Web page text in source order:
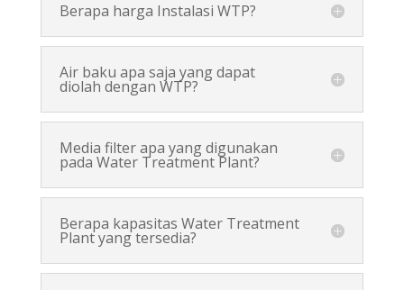
Berapa harga Instalasi WTP?
Air baku apa saja yang dapat
diolah dengan WTP?
Media filter apa yang digunakan
pada Water Treatment Plant?
Berapa kapasitas Water Treatment
Plant yang tersedia?